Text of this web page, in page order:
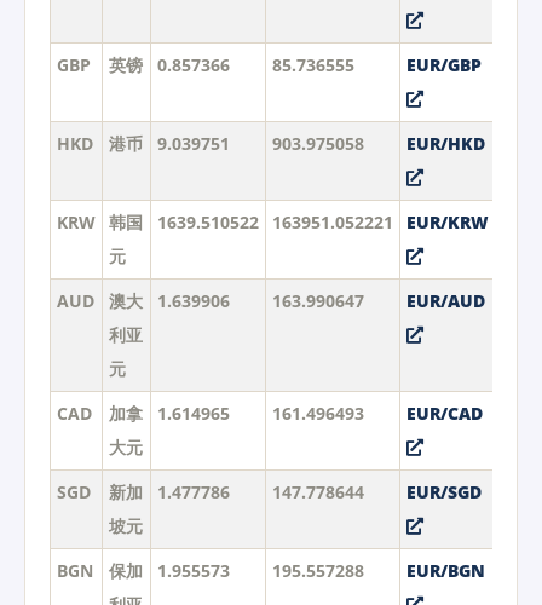
GBP 英镑 0.857366 85.736555 EUR/GBP
HKD 港币 9.039751 903.975058 EUR/HKD
KRW 韩国
元
1639.510522 163951.052221 EUR/KRW
AUD
澳大
利亚
元
1.639906 163.990647 EUR/AUD
CAD
加拿
大元
1.614965 161.496493 EUR/CAD
SGD
新加
坡元
1.477786 147.778644 EUR/SGD
BGN
保加
1.955573 195.557288 EUR/BGN